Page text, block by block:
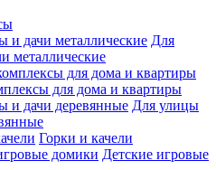
Для
металлические
для дома и квартиры
Для улицы
Горки и качели
Детские игровые